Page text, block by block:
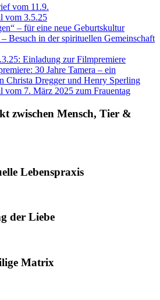
vom 11.9.
vom 3.5.25
– für eine neue Geburtskultur
Besuch in der spirituellen Gemeinschaft
Einladung zur Filmpremiere
30 Jahre Tamera – ein
Christa Dregger und Henry Sperling
vom 7. März 2025 zum Frauentag
zwischen Mensch, Tier &
Lebenspraxis
der Liebe
Matrix